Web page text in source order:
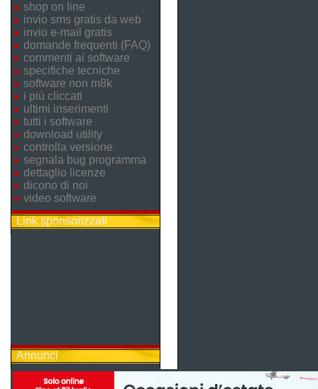
shop on line
invio sms gratis da web
invio e-mail gratis
domande frequenti (FAQ)
commenti ai software
specifiche tecniche
software non m8k
i più cliccati
ultimi inserimenti
tutti i software
download utility
controlla versione
segnala bug programma
dettaglio licenze
dicono di noi
video software
Link sponsorizzati
Annunci